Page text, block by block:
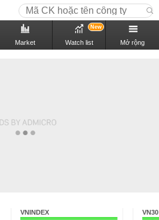
Market Watch list
New
Mở rộng
VNINDEX VN30